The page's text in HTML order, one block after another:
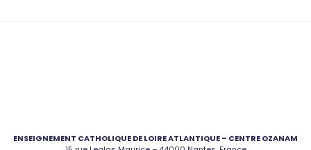
ENSEIGNEMENT CATHOLIQUE DE LOIRE ATLANTIQUE – CENTRE OZANAM